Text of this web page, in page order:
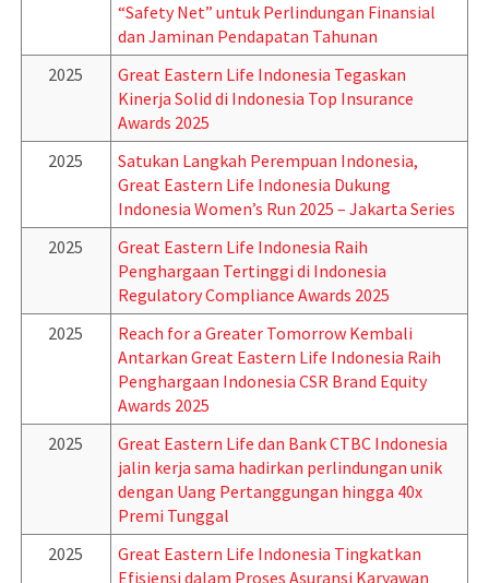
“Safety Net” untuk Perlindungan Finansial
dan Jaminan Pendapatan Tahunan
2025
Great Eastern Life Indonesia Tegaskan
Kinerja Solid di Indonesia Top Insurance
Awards 2025
2025
Satukan Langkah Perempuan Indonesia,
Great Eastern Life Indonesia Dukung
Indonesia Women’s Run 2025 – Jakarta Series
2025
Great Eastern Life Indonesia Raih
Penghargaan Tertinggi di Indonesia
Regulatory Compliance Awards 2025
2025
Reach for a Greater Tomorrow Kembali
Antarkan Great Eastern Life Indonesia Raih
Penghargaan Indonesia CSR Brand Equity
Awards 2025
2025
Great Eastern Life dan Bank CTBC Indonesia
jalin kerja sama hadirkan perlindungan unik
dengan Uang Pertanggungan hingga 40x
Premi Tunggal
2025
Great Eastern Life Indonesia Tingkatkan
Efisiensi dalam Proses Asuransi Karyawan